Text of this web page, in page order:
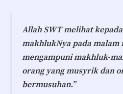
Allah SWT melihat
makhlukNya pada malam
mengampuni makhluk-
orang yang musyrik dan
bermusuhan.”